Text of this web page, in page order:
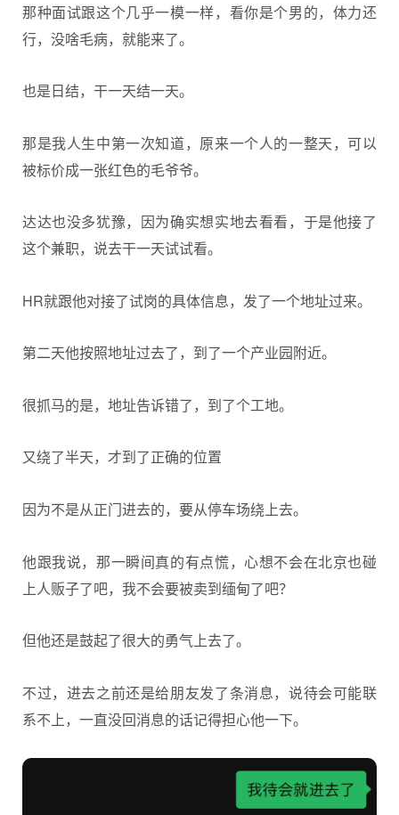
那种面试跟这个几乎一模一样，看你是个男的，体力还
行，没啥毛病，就能来了。
也是日结，干一天结一天。
那是我人生中第一次知道，原来一个人的一整天，可以
被标价成一张红色的毛爷爷。
达达也没多犹豫，因为确实想实地去看看，于是他接了
这个兼职，说去干一天试试看。
HR就跟他对接了试岗的具体信息，发了一个地址过来。
第二天他按照地址过去了，到了一个产业园附近。
很抓马的是，地址告诉错了，到了个工地。
又绕了半天，才到了正确的位置
因为不是从正门进去的，要从停车场绕上去。
他跟我说，那一瞬间真的有点慌，心想不会在北京也碰
上人贩子了吧，我不会要被卖到缅甸了吧？
但他还是鼓起了很大的勇气上去了。
不过，进去之前还是给朋友发了条消息，说待会可能联
系不上，一直没回消息的话记得担心他一下。